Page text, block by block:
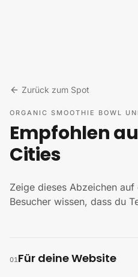
Zurück zum Spot
ORGANIC SMOOTHIE BOWL
Empfohlen
Cities
Zeige dieses Abzeichen
Besucher wissen, dass du
01Für deine Website